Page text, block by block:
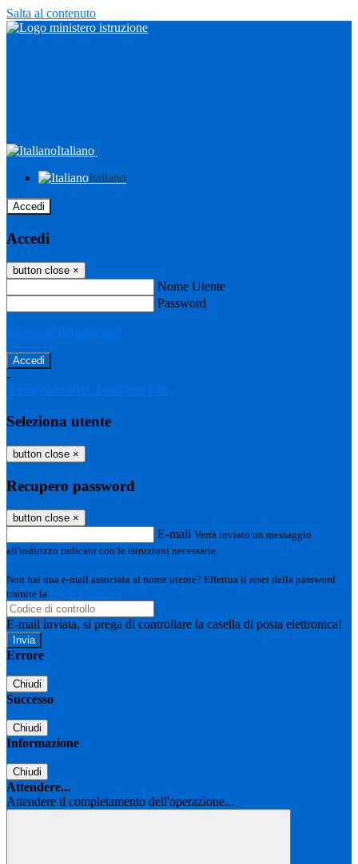
Salta al contenuto
Italiano
Italiano
Accedi
Accedi
button close ×
Nome Utente
Password
Password dimenticata?
-
Entra con SPID
Entra con CIE
Seleziona utente
button close ×
Recupero password
button close ×
E-mail Verrà inviato un messaggio
all'indirizzo indicato con le istruzioni necessarie.
Non hai una e-mail associata al nome utente? Effettua il reset della password
tramite la Login Spaggiari
E-mail inviata, si prega di controllare la casella di posta elettronica!
Errore
Chiudi
Successo
Chiudi
Informazione
Chiudi
Attendere...
Attendere il completamento dell'operazione...